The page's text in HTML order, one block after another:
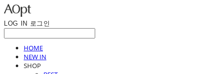
LOG IN 로그인
HOME
NEW IN
SHOP